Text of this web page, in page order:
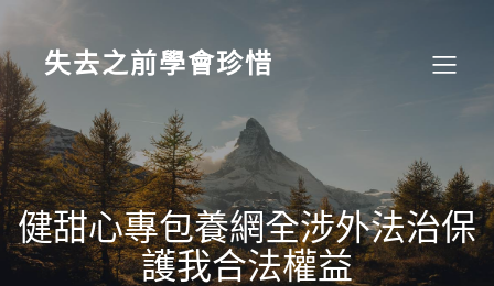
content
失去之前學會珍惜
健甜心專包養網全涉外法治保
護我合法權益